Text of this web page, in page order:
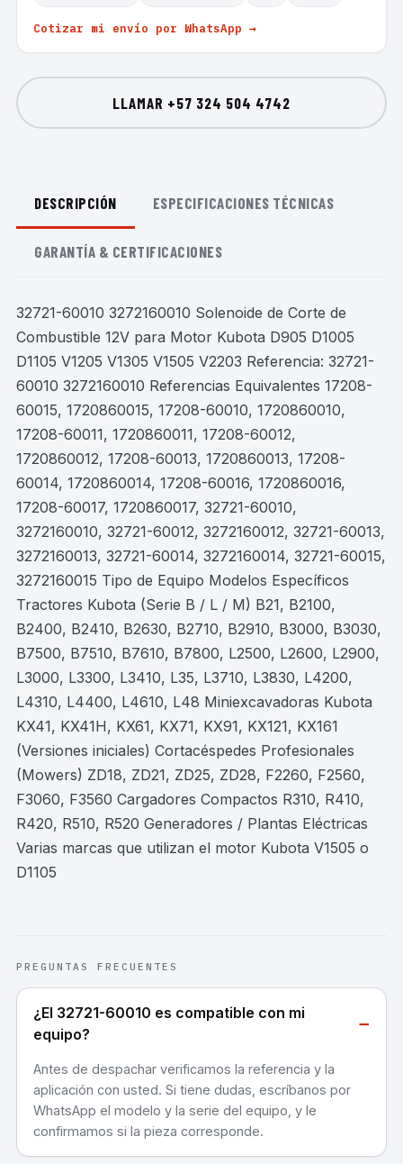
Cotizar mi envío por WhatsApp →
LLAMAR +57 324 504 4742
DESCRIPCIÓN ESPECIFICACIONES TÉCNICAS
GARANTÍA & CERTIFICACIONES
32721-60010 3272160010 Solenoide de Corte de
Combustible 12V para Motor Kubota D905 D1005
D1105 V1205 V1305 V1505 V2203 Referencia: 32721-
60010 3272160010 Referencias Equivalentes 17208-
60015, 1720860015, 17208-60010, 1720860010,
17208-60011, 1720860011, 17208-60012,
1720860012, 17208-60013, 1720860013, 17208-
60014, 1720860014, 17208-60016, 1720860016,
17208-60017, 1720860017, 32721-60010,
3272160010, 32721-60012, 3272160012, 32721-60013,
3272160013, 32721-60014, 3272160014, 32721-60015,
3272160015 Tipo de Equipo Modelos Específicos
Tractores Kubota (Serie B / L / M) B21, B2100,
B2400, B2410, B2630, B2710, B2910, B3000, B3030,
B7500, B7510, B7610, B7800, L2500, L2600, L2900,
L3000, L3300, L3410, L35, L3710, L3830, L4200,
L4310, L4400, L4610, L48 Miniexcavadoras Kubota
KX41, KX41H, KX61, KX71, KX91, KX121, KX161
(Versiones iniciales) Cortacéspedes Profesionales
(Mowers) ZD18, ZD21, ZD25, ZD28, F2260, F2560,
F3060, F3560 Cargadores Compactos R310, R410,
R420, R510, R520 Generadores / Plantas Eléctricas
Varias marcas que utilizan el motor Kubota V1505 o
D1105
PREGUNTAS FRECUENTES
¿El 32721-60010 es compatible con mi
equipo?
−
Antes de despachar verificamos la referencia y la
aplicación con usted. Si tiene dudas, escríbanos por
WhatsApp el modelo y la serie del equipo, y le
confirmamos si la pieza corresponde.